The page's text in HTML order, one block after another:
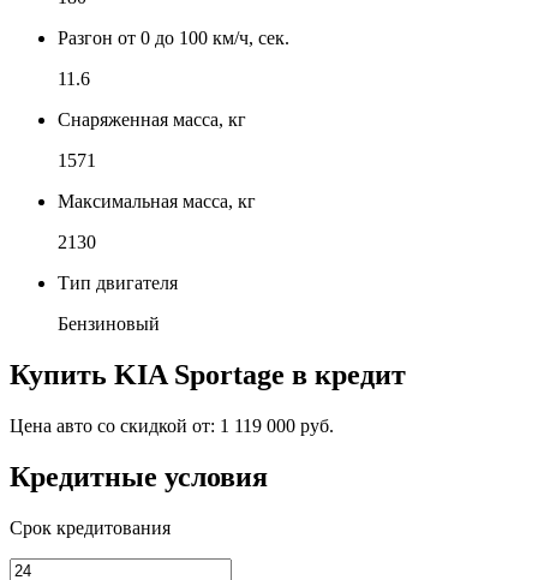
Разгон от 0 до 100 км/ч, сек.
11.6
Снаряженная масса, кг
1571
Максимальная масса, кг
2130
Тип двигателя
Бензиновый
Купить KIA Sportage в кредит
Цена авто со скидкой от: 1 119 000 руб.
Кредитные условия
Срок кредитования